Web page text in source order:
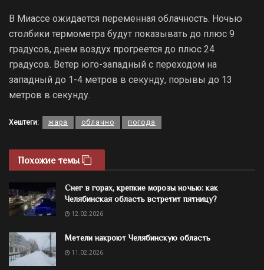
В Миассе ожидается переменная облачность. Ночью
столбики термометра будут показывать до плюс 9
градусов, днем воздух прогреется до плюс 24
градусов. Ветер юго-западный с переходом на
западный до 1-4 метров в секунду, порывы до 13
метров в секунду.
Хештеги: жара облачно погода
Похожие темы
Снег в горах, крепкие морозы ночью: как
Челябинская область встретит пятницу?
12.02.2026
Метели накроют Челябинскую область
11.02.2026